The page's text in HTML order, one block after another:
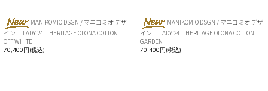
MANIKOMIO DSGN / マニコミオ デザ
イン LADY 24 HERITAGE OLONA COTTON
OFF WHITE
70,400円(税込)
MANIKOMIO DSGN / マニコミオ デザ
イン LADY 24 HERITAGE OLONA COTTON
GARDEN
70,400円(税込)